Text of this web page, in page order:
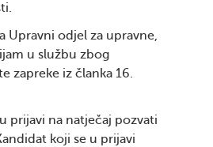
Upravni odjel za upravne,
u službu zbog
zapreke iz članka 16.
prijavi na natječaj pozvati
koji se u prijavi